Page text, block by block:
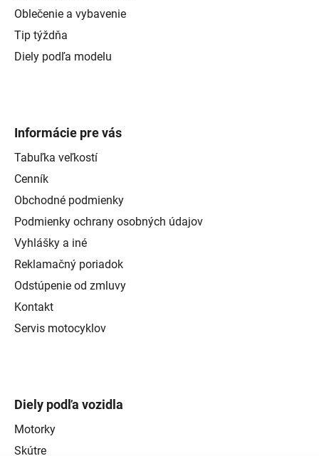
Oblečenie a vybavenie
Tip týždňa
Diely podľa modelu
Informácie pre vás
Tabuľka veľkostí
Cenník
Obchodné podmienky
Podmienky ochrany osobných údajov
Vyhlášky a iné
Reklamačný poriadok
Odstúpenie od zmluvy
Kontakt
Servis motocyklov
Diely podľa vozidla
Motorky
Skútre